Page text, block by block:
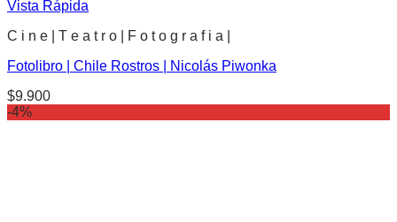
Vista Rápida
C i n e | T e a t r o | F o t o g r a f i a |
Fotolibro | Chile Rostros | Nicolás Piwonka
$9.900
-4%